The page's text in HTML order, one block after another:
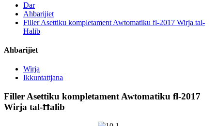
Dar
Aħbarijiet
Filler Asettiku kompletament Awtomatiku fl-2017 Wirja tal-
Ħalib
Aħbarijiet
Wirja
Ikkuntattjana
Filler Asettiku kompletament Awtomatiku fl-2017
Wirja tal-Ħalib